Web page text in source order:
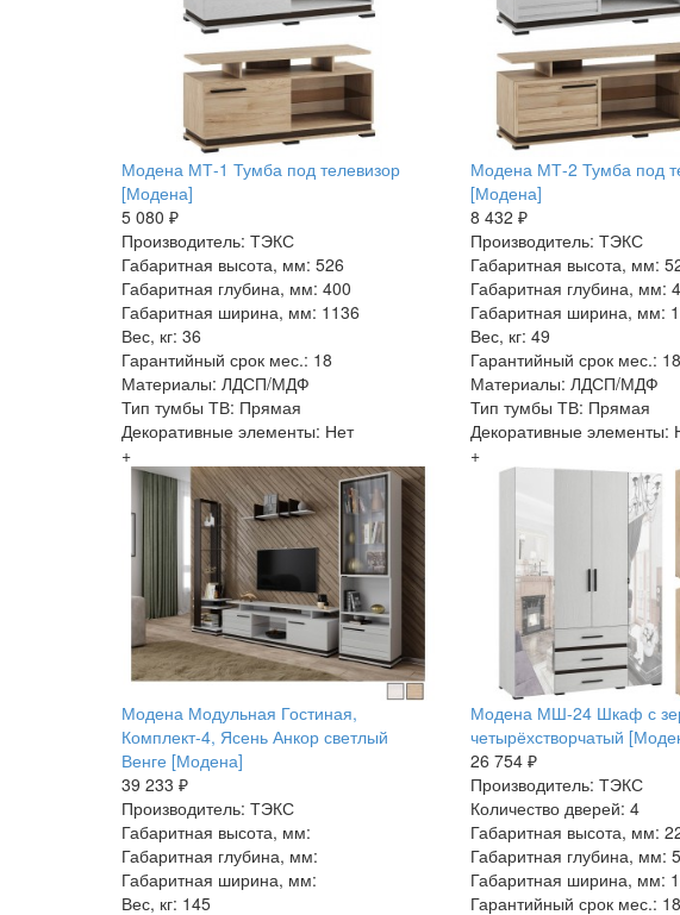
Модена МТ-1 Тумба под телевизор
[Модена]
5 080 ₽
Производитель: ТЭКС
Габаритная высота, мм: 526
Габаритная глубина, мм: 400
Габаритная ширина, мм: 1136
Вес, кг: 36
Гарантийный срок мес.: 18
Материалы: ЛДСП/МДФ
Тип тумбы ТВ: Прямая
Декоративные элементы: Нет
+
Модена МТ-2 Тумба под
[Модена]
8 432 ₽
Производитель: ТЭКС
Габаритная высота, мм:
Габаритная глубина, мм:
Габаритная ширина, мм:
Вес, кг: 49
Гарантийный срок мес.: 18
Материалы: ЛДСП/МДФ
Тип тумбы ТВ: Прямая
Декоративные элементы:
+
Модена Модульная Гостиная,
Комплект-4, Ясень Анкор светлый
Венге [Модена]
39 233 ₽
Производитель: ТЭКС
Габаритная высота, мм:
Габаритная глубина, мм:
Габаритная ширина, мм:
Вес, кг: 145
Модена МШ-24 Шкаф с
четырёхстворчатый
26 754 ₽
Производитель: ТЭКС
Количество дверей: 4
Габаритная высота, мм:
Габаритная глубина, мм:
Габаритная ширина, мм:
Гарантийный срок мес.: 18